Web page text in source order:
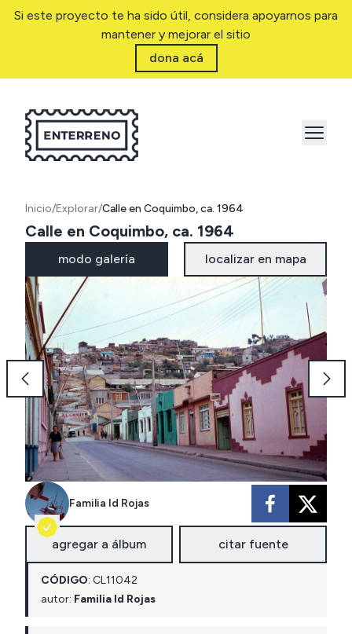
Si este proyecto te ha sido útil, considera apoyarnos para
mantener y mejorar el sitio
dona acá
Inicio/Explorar/Calle en Coquimbo, ca. 1964
Calle en Coquimbo, ca. 1964
modo galería localizar en mapa
Familia Id Rojas
agregar a álbum citar fuente
CÓDIGO: CL11042
autor: Familia Id Rojas